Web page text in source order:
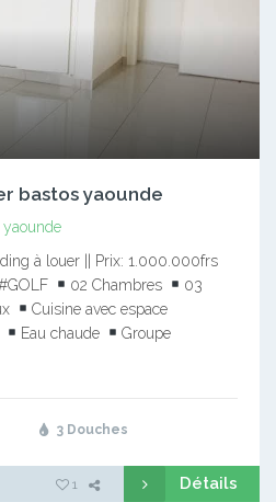
bastos yaounde
yaounde
à louer || Prix: 1.000.000frs
02 Chambres
03
Cuisine avec espace
Eau chaude
Groupe
3 Douches
1 Détails